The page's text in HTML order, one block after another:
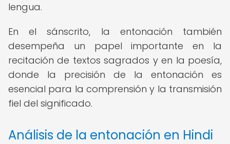
lengua.
En el sánscrito, la entonación también
desempeña un papel importante en la
recitación de textos sagrados y en la poesía,
donde la precisión de la entonación es
esencial para la comprensión y la transmisión
fiel del significado.
Análisis de la entonación en Hindi